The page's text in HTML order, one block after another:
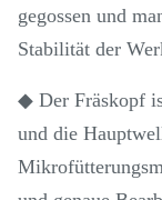
gegossen und
Stabilität der
◆ Der Fräskopf
und die